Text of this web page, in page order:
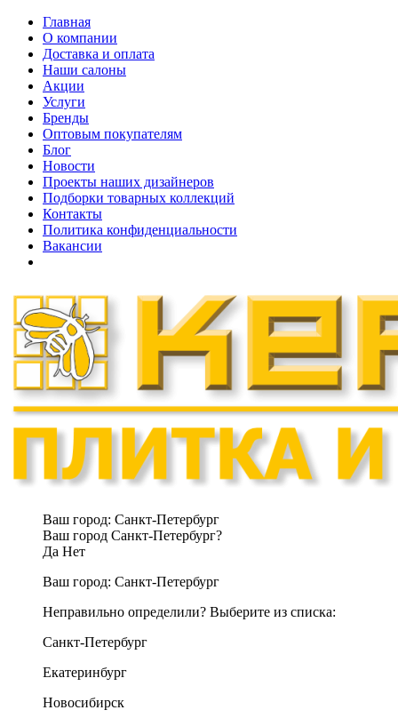
Главная
О компании
Доставка и оплата
Наши cалоны
Акции
Услуги
Бренды
Оптовым покупателям
Блог
Новости
Проекты наших дизайнеров
Подборки товарных коллекций
Контакты
Политика конфиденциальности
Вакансии
Ваш город: Санкт-Петербург
Ваш город Санкт-Петербург?
Да Нет
Ваш город: Санкт-Петербург
Неправильно определили? Выберите из списка:
Санкт-Петербург
Екатеринбург
Новосибирск